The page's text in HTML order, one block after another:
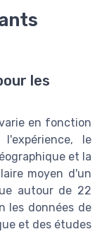
les
en fonction
le
et la
moyen d'un
autour de 22
les données de
et des études